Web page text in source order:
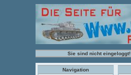
Sie sind nicht eingeloggt!
Navigation